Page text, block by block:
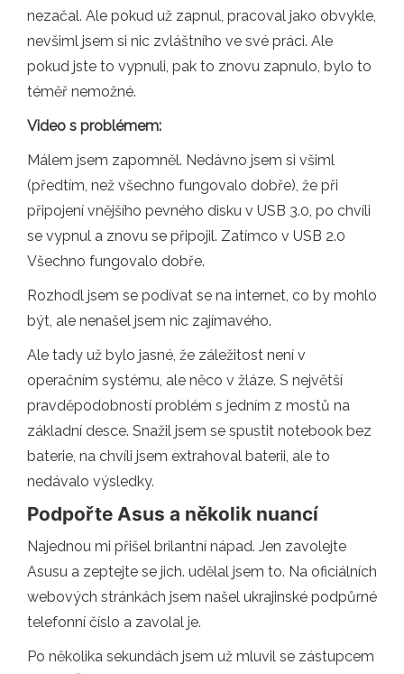
nezačal. Ale pokud už zapnul, pracoval jako obvykle,
nevšiml jsem si nic zvláštního ve své práci. Ale
pokud jste to vypnuli, pak to znovu zapnulo, bylo to
téměř nemožné.
Video s problémem:
Málem jsem zapomněl. Nedávno jsem si všiml
(předtím, než všechno fungovalo dobře), že při
připojení vnějšího pevného disku v USB 3.0, po chvíli
se vypnul a znovu se připojil. Zatímco v USB 2.0
Všechno fungovalo dobře.
Rozhodl jsem se podívat se na internet, co by mohlo
být, ale nenašel jsem nic zajímavého.
Ale tady už bylo jasné, že záležitost není v
operačním systému, ale něco v žláze. S největší
pravděpodobností problém s jedním z mostů na
základní desce. Snažil jsem se spustit notebook bez
baterie, na chvíli jsem extrahoval baterii, ale to
nedávalo výsledky.
Podpořte Asus a několik nuancí
Najednou mi přišel brilantní nápad. Jen zavolejte
Asusu a zeptejte se jich. udělal jsem to. Na oficiálních
webových stránkách jsem našel ukrajinské podpůrné
telefonní číslo a zavolal je.
Po několika sekundách jsem už mluvil se zástupcem